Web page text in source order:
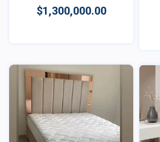
$1,300,000.00